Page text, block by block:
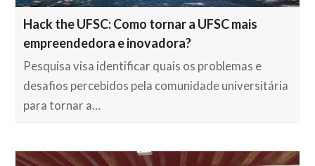
Hack the UFSC: Como tornar a UFSC mais
empreendedora e inovadora?
Pesquisa visa identificar quais os problemas e
desafios percebidos pela comunidade universitária
para tornar a…